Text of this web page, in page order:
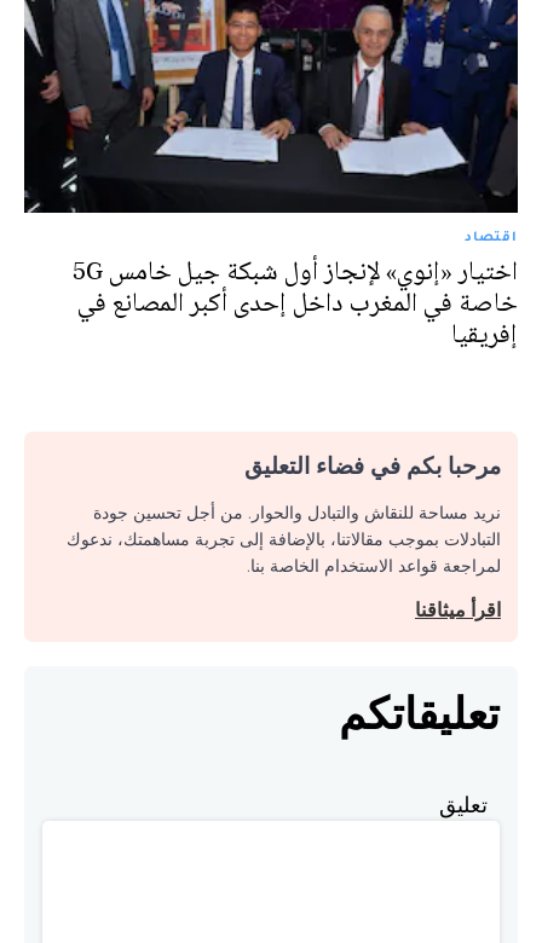
اقتصاد
اختيار «إنوي» لإنجاز أول شبكة جيل خامس 5G
خاصة في المغرب داخل إحدى أكبر المصانع في
إفريقيا
مرحبا بكم في فضاء التعليق
نريد مساحة للنقاش والتبادل والحوار. من أجل تحسين جودة
التبادلات بموجب مقالاتنا، بالإضافة إلى تجربة مساهمتك، ندعوك
لمراجعة قواعد الاستخدام الخاصة بنا.
اقرأ ميثاقنا
تعليقاتكم
تعليق